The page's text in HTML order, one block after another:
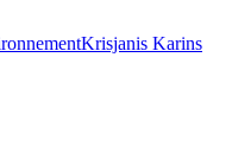
Krisjanis Karins